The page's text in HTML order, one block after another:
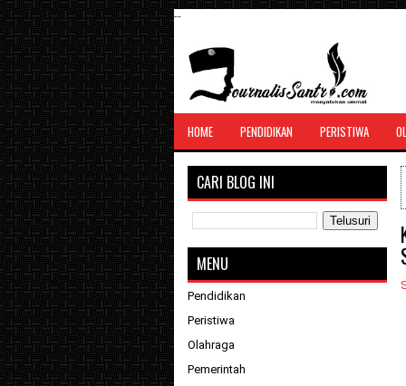
--
SANTRI JURNALIS
Menghimpun seluruh berita, tulisan,
HOME PENDIDIKAN PERISTIWA
CARI BLOG INI
MENU
Pendidikan
Peristiwa
Olahraga
Pemerintah